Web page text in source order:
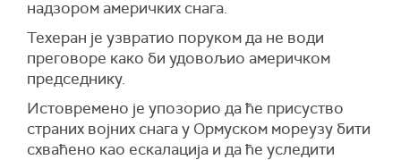
преговори треба да буду засновани на
"врховним државним интересима" и
консултацијама са земљама региона.
Ирански извор је оценио да би позитиван
приступ Сједињених Америчких Држава
убрзао и унапредио преговарачки процес.
"генерално не прихвата реалност" и да га због
тога, како је рекао, "Иран стално побеђује".
Реакција долази након што је Трамп раније на
својој друштвеној мрежиTruth Socialнаписао
да му се ирански предлог "не допада".
надзором америчких снага.
Техеран је узвратио поруком да не води
преговоре како би удовољио америчком
председнику.
Истовремено је упозорио да ће присуство
страних војних снага у Ормуском мореузу бити
схваћено као ескалација и да ће уследити